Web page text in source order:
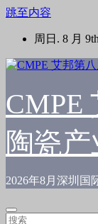
跳至内容
周日. 8 月
CMPE
陶瓷
2026年8月深圳国